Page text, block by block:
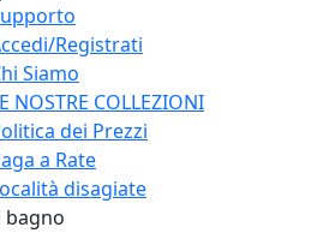
Registrati
Siamo
NOSTRE COLLEZIONI
dei Prezzi
a Rate
disagiate
bagno